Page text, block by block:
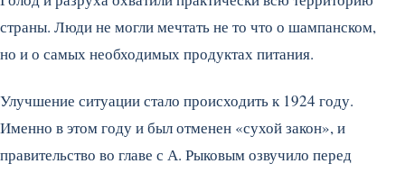
страны. Люди не могли мечтать не то что о шампанском,
но и о самых необходимых продуктах питания.
Улучшение ситуации стало происходить к 1924 году.
Именно в этом году и был отменен «сухой закон», и
правительство во главе с А. Рыковым озвучило перед